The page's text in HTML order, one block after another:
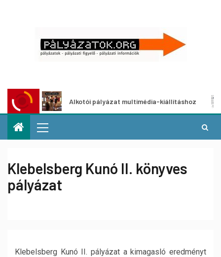
Alkotói pályázat multimédia-kiállításhoz
Klebelsberg Kunó II. könyves
pályázat
Klebelsberg Kunó II. pályázat a kimagasló eredményt